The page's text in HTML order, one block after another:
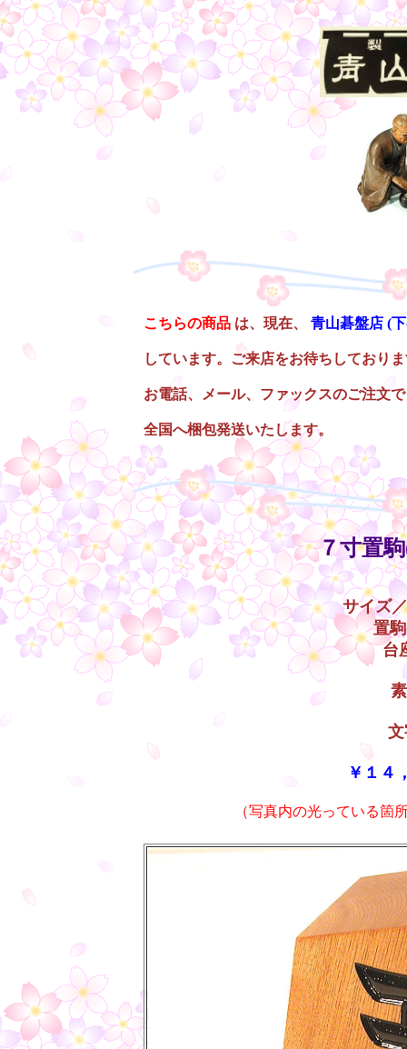
こちらの商品 は、現在、 青山碁盤店 (
しています。ご来店をお待ちしており
お電話、メール、ファックスのご注文
全国へ梱包発送いたします。
○
７寸置
サイズ
置
台
￥１４
（写真内の光っている箇